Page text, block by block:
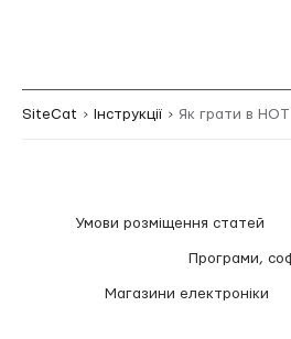
SiteCat Інструкції Як грати в
Умови розміщення статей
Програми,
Магазини електроніки